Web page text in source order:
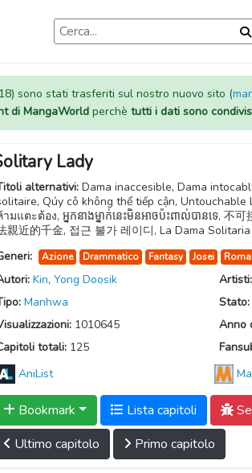
sono stati trasferiti sul nostro nuovo sito (
di MangaWorldperchè tutti i dati sono
Lady
alternativi: Dama inaccesible, Dama
Qúy cô không thể tiếp cận, Untouchable
มแตะต้อง, អ្នកនាងម្នាក់នេះមិនអាចប៉ះពាល់បានទេ, 不
親近的千金, 접근 불가 레이디, La Dama Solitaria
Azione Drammatico Fantasy Josei
Kin, Yong Doosik Artisti:
Manhwa Stato:
1010645 Anno
totali: 125
AniList
Bookmark Lista capitoli
Ultimo capitolo
Primo capitolo